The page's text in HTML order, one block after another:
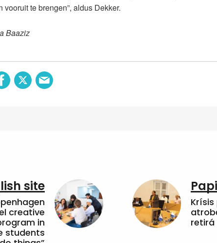
vooruit te brengen”, aldus Dekker.
Baaziz
site
creative
in
students
retirá